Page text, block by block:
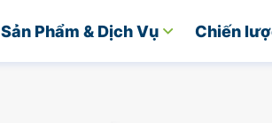
Sản Phẩm & Dịch Vụ Chiến